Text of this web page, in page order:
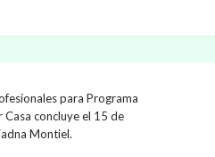
para Programa
Casa concluye el 15 de
Montiel.